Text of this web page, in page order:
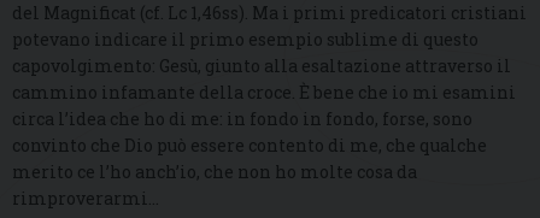
del Magnificat (cf. Lc 1,46ss). Ma i primi predicatori cristiani
potevano indicare il primo esempio sublime di questo
capovolgimento: Gesù, giunto alla esaltazione attraverso il
cammino infamante della croce. È bene che io mi esamini
circa l’idea che ho di me: in fondo in fondo, forse, sono
convinto che Dio può essere contento di me, che qualche
merito ce l’ho anch’io, che non ho molte cosa da
rimproverarmi…